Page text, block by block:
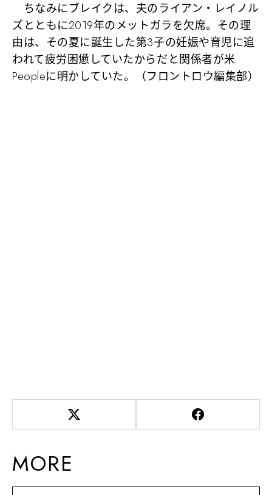
ちなみにブレイクは、夫のライアン・レイノル
ズとともに2019年のメットガラを欠席。その理
由は、その夏に誕生した第3子の妊娠や育児に追
われて疲労困憊していたからだと関係者が米
Peopleに明かしていた。（フロントロウ編集部）
MORE